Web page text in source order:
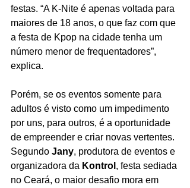
festas. “A K-Nite é apenas voltada para
maiores de 18 anos, o que faz com que
a festa de Kpop na cidade tenha um
número menor de frequentadores”,
explica.
Porém, se os eventos somente para
adultos é visto como um impedimento
por uns, para outros, é a oportunidade
de empreender e criar novas vertentes.
Segundo Jany, produtora de eventos e
organizadora da Kontrol , festa sediada
no Ceará, o maior desafio mora em